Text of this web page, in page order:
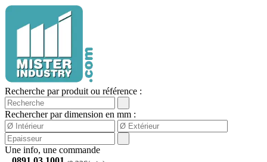
Recherche par produit ou référence :
Rechercher par dimension en mm :
Une info, une commande